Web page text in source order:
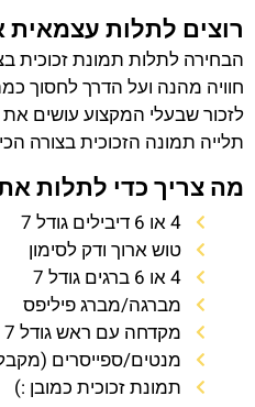
רוצים לתלות עצמאית
הבחירה לתלות תמונת זכוכית
חוויה מהנה ועל הדרך לחסוך
לזכור שבעלי המקצוע עושים
תלייה תמונה הזכוכית בצורה
מה צריך כדי לתלות
4 או 6 דיבילים גודל 7
טוש ארוך ודק לסימון
4 או 6 ברגים גודל 7
מברגה/מברג פיליפס
מקדחה עם ראש גודל 7
מנטים/ספייסרים
תמונת זכוכית כמובן :)